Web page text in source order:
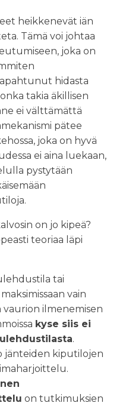
heikkenevät iän
Tämä voi johtaa
joka on
hidasta
takia äkillisen
ei välttämättä
pätee
joka on hyvä
ei aina luekaan,
pystytään
on jo kipeä?
teoriaa läpi
tai
vain
ilmenemisen
kyse siis ei
.
jänteiden kiputilojen
on tutkimuksien